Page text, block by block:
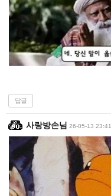
답글
사랑방손님 26-05-13 23:41